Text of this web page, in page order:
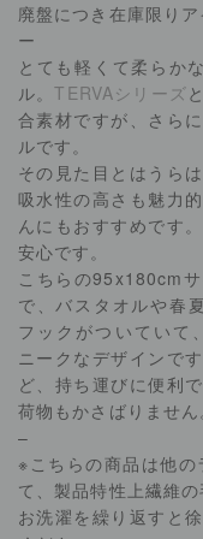
廃盤につき在庫限り
ー
とても軽くて柔らか
ル。TERVAシリーズ
合素材ですが、さら
ルです。
その見た目とはうら
吸水性の高さも魅力
んにもおすすめです
安心です。
こちらの95x180cm
で、バスタオルや春
フックがついていて
ニークなデザインで
ど、持ち運びに便利
荷物もかさばりませ
–
※こちらの商品は他
て、製品特性上繊維
お洗濯を繰り返すと